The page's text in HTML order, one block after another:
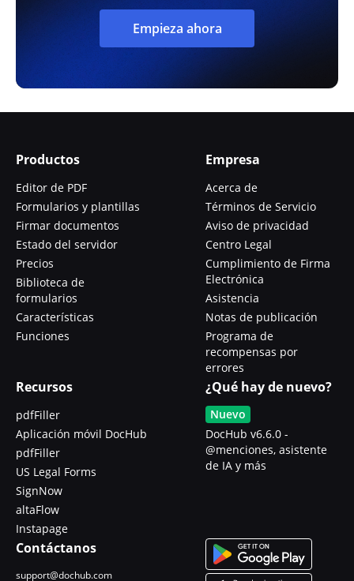
Empieza ahora
Productos
Editor de PDF
Formularios y plantillas
Firmar documentos
Estado del servidor
Precios
Biblioteca de
formularios
Características
Funciones
Empresa
Acerca de
Términos de Servicio
Aviso de privacidad
Centro Legal
Cumplimiento de Firma
Electrónica
Asistencia
Notas de publicación
Programa de
recompensas por
errores
Recursos
pdfFiller
Aplicación móvil DocHub
pdfFiller
US Legal Forms
SignNow
altaFlow
Instapage
¿Qué hay de nuevo?
Nuevo
DocHub v6.6.0 -
@menciones, asistente
de IA y más
Contáctanos
support@dochub.com